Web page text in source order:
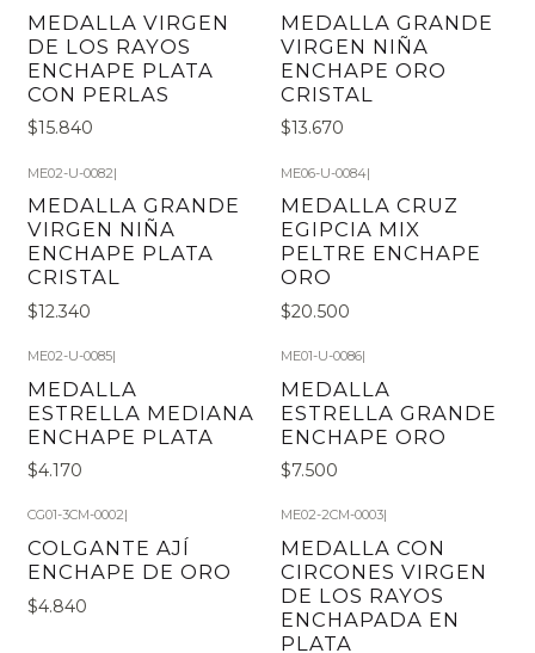
MEDALLA VIRGEN
DE LOS RAYOS
ENCHAPE PLATA
CON PERLAS
$15.840
MEDALLA GRANDE
VIRGEN NIÑA
ENCHAPE ORO
CRISTAL
$13.670
ME02-U-0082|
MEDALLA GRANDE
VIRGEN NIÑA
ENCHAPE PLATA
CRISTAL
$12.340
ME06-U-0084|
MEDALLA CRUZ
EGIPCIA MIX
PELTRE ENCHAPE
ORO
$20.500
ME02-U-0085|
MEDALLA
ESTRELLA MEDIANA
ENCHAPE PLATA
$4.170
ME01-U-0086|
MEDALLA
ESTRELLA GRANDE
ENCHAPE ORO
$7.500
CG01-3CM-0002|
COLGANTE AJÍ
ENCHAPE DE ORO
$4.840
ME02-2CM-0003|
MEDALLA CON
CIRCONES VIRGEN
DE LOS RAYOS
ENCHAPADA EN
PLATA